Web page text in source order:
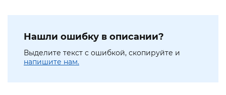
Нашли ошибку в описании?
Выделите текст с ошибкой, скопируйте и
напишите нам.